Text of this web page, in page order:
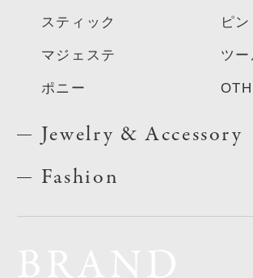
スティック
マジェステ
ポニー
ピン
ツー
Jewelry & Accessory
Fashion